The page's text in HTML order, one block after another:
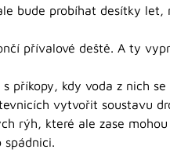
bude probíhat desítky let,
přívalové deště. A ty
příkopy, kdy voda z nich se
vytvořit soustavu
rýh, které ale zase
spádnici.